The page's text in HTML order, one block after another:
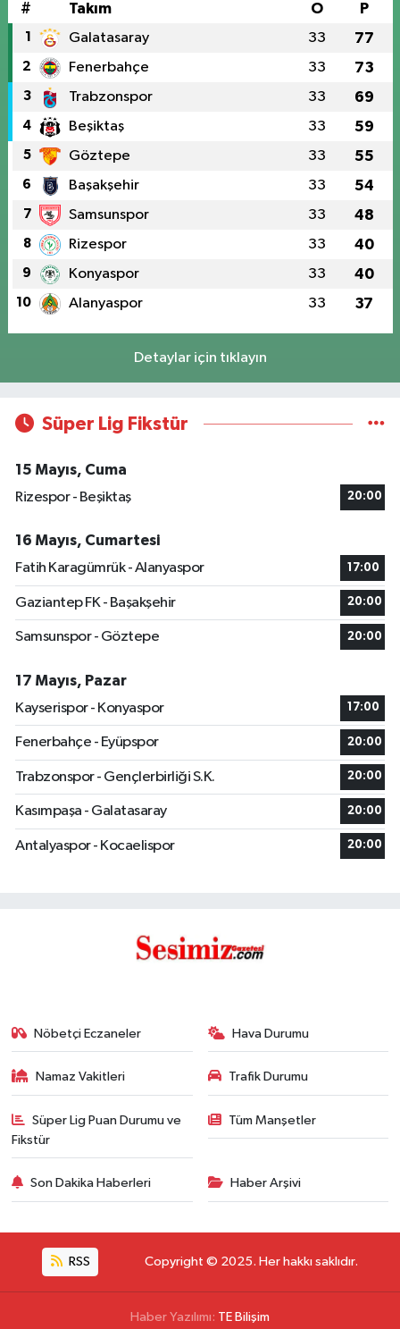
# Takım O P
1 Galatasaray 33 77
2 Fenerbahçe 33 73
3 Trabzonspor 33 69
4 Beşiktaş 33 59
5 Göztepe 33 55
6 Başakşehir 33 54
7 Samsunspor 33 48
8 Rizespor 33 40
9 Konyaspor 33 40
10 Alanyaspor 33 37
Detaylar için tıklayın
Süper Lig Fikstür
15 Mayıs, Cuma
Rizespor - Beşiktaş
20:00
16 Mayıs, Cumartesi
Fatih Karagümrük - Alanyaspor
17:00
Gaziantep FK - Başakşehir 20:00
Samsunspor - Göztepe 20:00
17 Mayıs, Pazar
Kayserispor - Konyaspor
17:00
Fenerbahçe - Eyüpspor 20:00
Trabzonspor - Gençlerbirliği S.K. 20:00
Kasımpaşa - Galatasaray 20:00
Antalyaspor - Kocaelispor 20:00
Nöbetçi Eczaneler Hava Durumu
Namaz Vakitleri Trafik Durumu
Süper Lig Puan Durumu ve
Fikstür
Tüm Manşetler
Son Dakika Haberleri Haber Arşivi
RSS Copyright © 2025. Her hakkı saklıdır.
Haber Yazılımı: TE Bilişim